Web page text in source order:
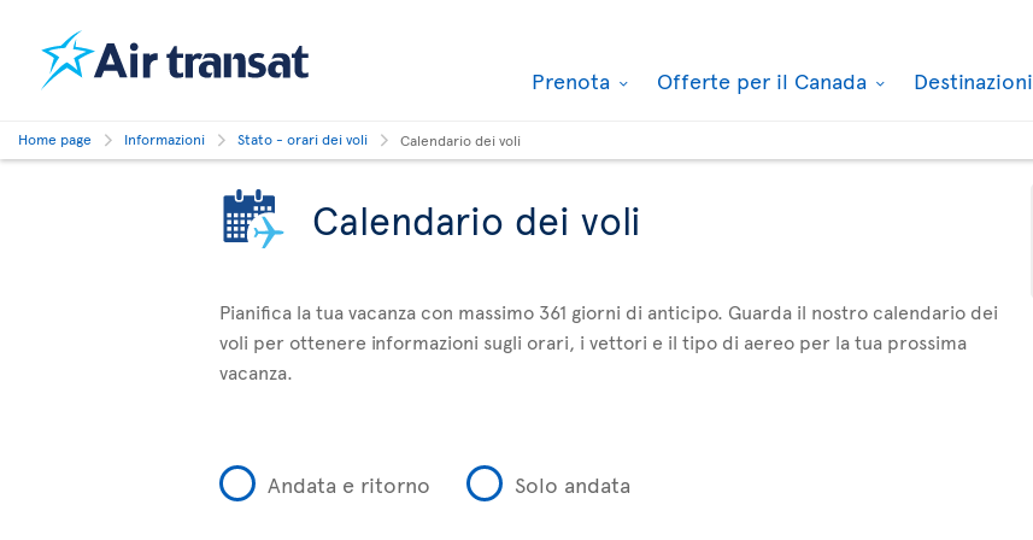
Prenota Offerte per il Canada Destinazioni
Home page Informazioni Stato - orari dei voli Calendario dei voli
Calendario dei voli
Pianifica la tua vacanza con massimo 361 giorni di anticipo. Guarda il nostro calendario dei
voli per ottenere informazioni sugli orari, i vettori e il tipo di aereo per la tua prossima
vacanza.
Andata e ritorno Solo andata